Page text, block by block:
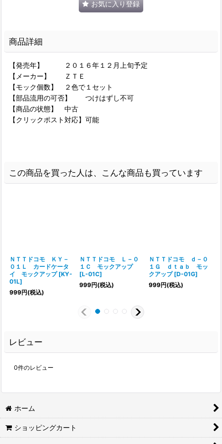
お気に入り登録
商品詳細
【発売年】 ２０１６年１２月上旬予定
【メーカー】 ＺＴＥ
【モック個数】 ２色で１セット
【部品流用の可否】 つけはずし不可
【商品の状態】 中古
【クリックポスト対応】可能
この商品を買った人は、こんな商品も買っています
ＮＴＴドコモ ＫＹ－
０１Ｌ カードケータ
イ モックアップ [KY-
01L]
999円(税込)
ＮＴＴドコモ Ｌ－０
１Ｃ モックアップ
[L-01C]
999円(税込)
ＮＴＴドコモ ｄ－０
１Ｇ ｄｔａｂ モッ
クアップ [D-01G]
999円(税込)
レビュー
0件のレビュー
ホーム
ショッピングカート